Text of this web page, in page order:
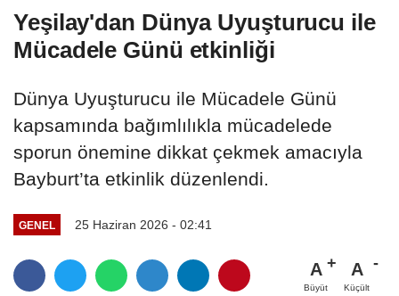
Yeşilay'dan Dünya Uyuşturucu ile
Mücadele Günü etkinliği
Dünya Uyuşturucu ile Mücadele Günü
kapsamında bağımlılıkla mücadelede
sporun önemine dikkat çekmek amacıyla
Bayburt’ta etkinlik düzenlendi.
GENEL 25 Haziran 2026 - 02:41
A
Büyüt
A
Küçült